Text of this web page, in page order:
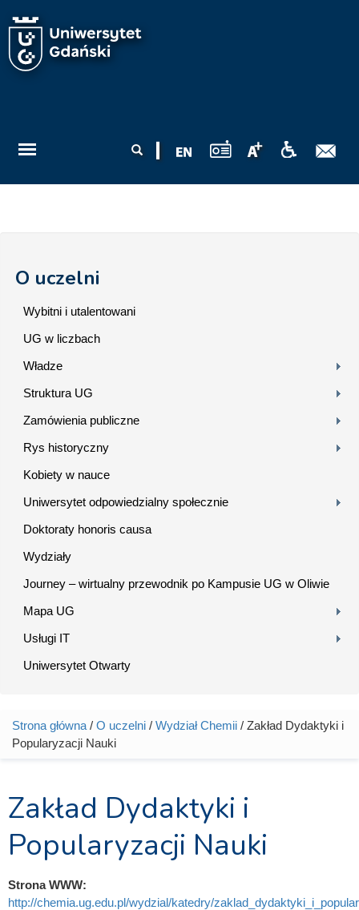
wyszukiwania
O uczelni
Wybitni i utalentowani
UG w liczbach
Władze
Struktura UG
Zamówienia publiczne
Rys historyczny
Kobiety w nauce
Uniwersytet odpowiedzialny społecznie
Doktoraty honoris causa
Wydziały
Journey – wirtualny przewodnik po Kampusie UG w Oliwie
Mapa UG
Usługi IT
Uniwersytet Otwarty
Jesteś tutaj
Strona główna / O uczelni / Wydział Chemii / Zakład Dydaktyki i
Popularyzacji Nauki
Zakład Dydaktyki i
Popularyzacji Nauki
Strona WWW:
http://chemia.ug.edu.pl/wydzial/katedry/